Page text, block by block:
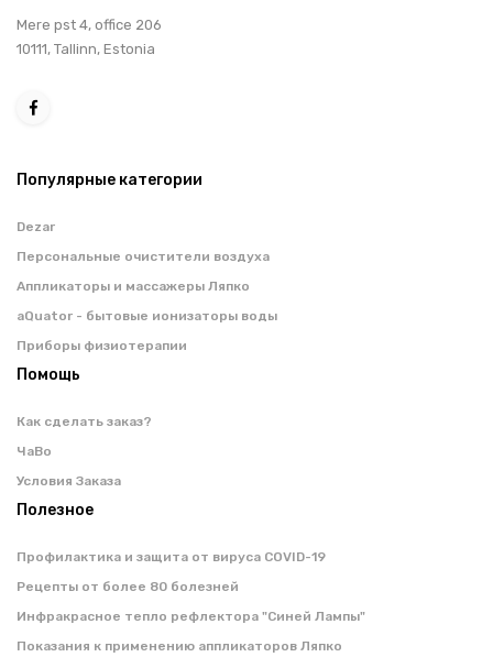
Мere pst 4, office 206
10111, Tallinn, Estonia
Популярные категории
Dezar
Персональные очистители воздуха
Аппликаторы и массажеры Ляпко
aQuator - бытовые ионизаторы воды
Приборы физиотерапии
Помощь
Как сделать заказ?
ЧаВо
Условия Заказа
Полезное
Профилактика и защита от вируса COVID-19
Рецепты от более 80 болезней
Инфракрасное тепло рефлектора "Синей Лампы"
Показания к применению аппликаторов Ляпко